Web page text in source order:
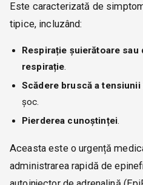
Este caracterizată de
tipice, incluzând:
Respirație șuierătoare
respirație.
Scădere bruscă a tensiunii
șoc.
Pierderea cunoștinței.
Aceasta este o urgență
administrarea rapidă de